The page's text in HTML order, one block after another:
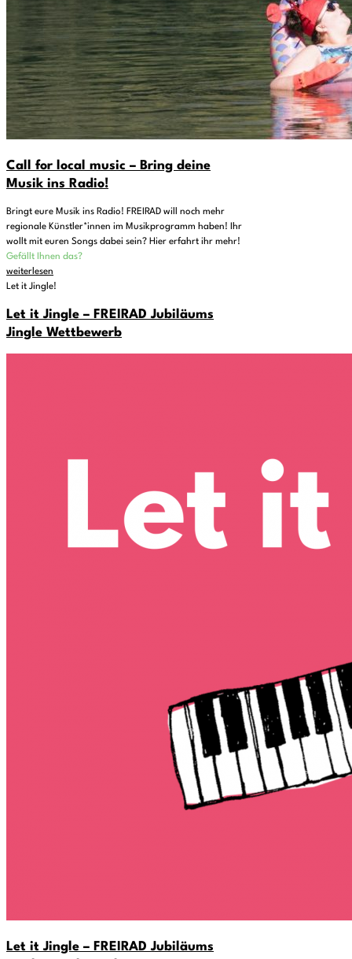
Call for local music – Bring deine
Musik ins Radio!
Bringt eure Musik ins Radio! FREIRAD will noch mehr
regionale Künstler*innen im Musikprogramm haben! Ihr
wollt mit euren Songs dabei sein? Hier erfahrt ihr mehr!
Gefällt Ihnen das?
weiterlesen
Let it Jingle!
Let it Jingle – FREIRAD Jubiläums
Jingle Wettbewerb
Let it Jingle – FREIRAD Jubiläums